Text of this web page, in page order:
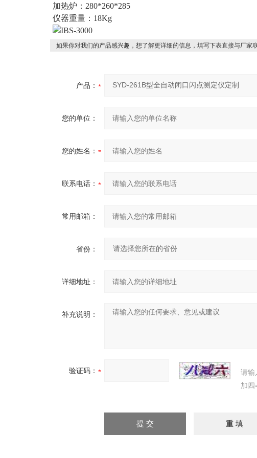
加热炉：280*260*285
仪器重量：18Kg
如果你对我们的产品感兴趣，想了解更详细的信息，填写下表直接与厂家
产品：
您的单位：
您的姓名：
联系电话：
常用邮箱：
省份：
详细地址：
补充说明：
验证码：
请输
加四